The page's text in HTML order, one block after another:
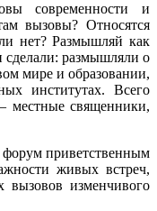
современности и
вызовы? Относятся
нет? Размышляй как
сделали: размышляли о
мире и образовании,
институтах. Всего
местные священники,
приветственным
живых встреч,
изменчивого